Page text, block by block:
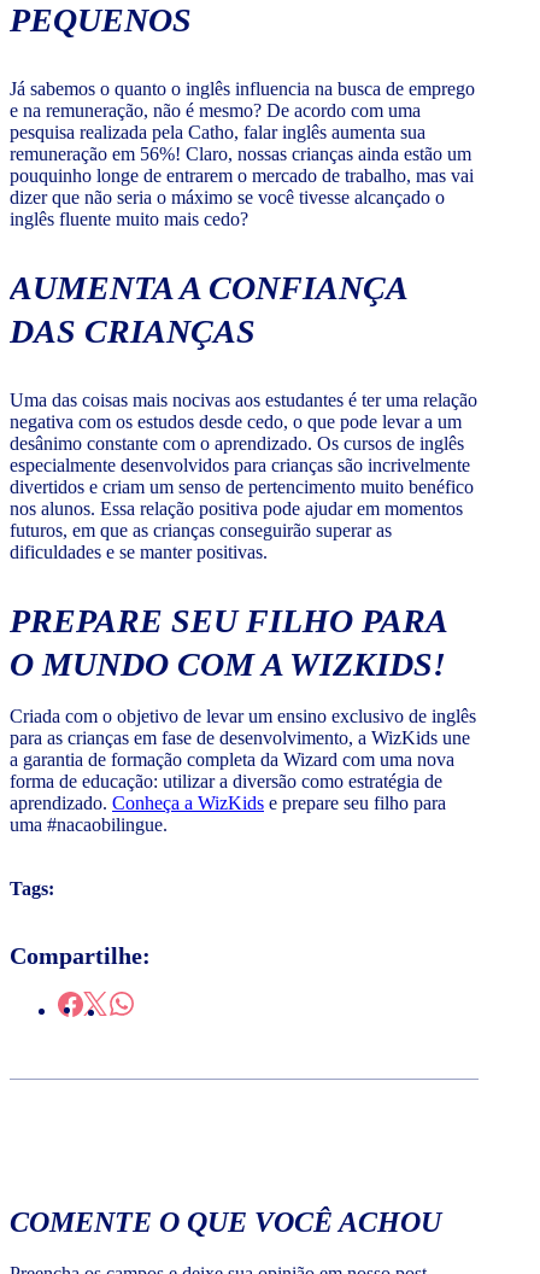
PEQUENOS
Já sabemos o quanto o inglês influencia na busca de emprego
e na remuneração, não é mesmo? De acordo com uma
pesquisa realizada pela Catho, falar inglês aumenta sua
remuneração em 56%! Claro, nossas crianças ainda estão um
pouquinho longe de entrarem o mercado de trabalho, mas vai
dizer que não seria o máximo se você tivesse alcançado o
inglês fluente muito mais cedo?
AUMENTA A CONFIANÇA
DAS CRIANÇAS
Uma das coisas mais nocivas aos estudantes é ter uma relação
negativa com os estudos desde cedo, o que pode levar a um
desânimo constante com o aprendizado. Os cursos de inglês
especialmente desenvolvidos para crianças são incrivelmente
divertidos e criam um senso de pertencimento muito benéfico
nos alunos. Essa relação positiva pode ajudar em momentos
futuros, em que as crianças conseguirão superar as
dificuldades e se manter positivas.
PREPARE SEU FILHO PARA
O MUNDO COM A WIZKIDS!
Criada com o objetivo de levar um ensino exclusivo de inglês
para as crianças em fase de desenvolvimento, a WizKids une
a garantia de formação completa da Wizard com uma nova
forma de educação: utilizar a diversão como estratégia de
aprendizado. Conheça a WizKids e prepare seu filho para
uma #nacaobilingue.
Tags:
Compartilhe:
COMENTE O QUE VOCÊ ACHOU